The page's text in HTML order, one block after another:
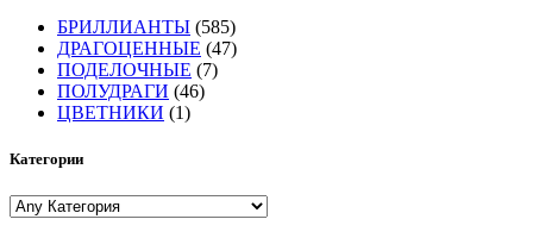
БРИЛЛИАНТЫ (585)
ДРАГОЦЕННЫЕ (47)
ПОДЕЛОЧНЫЕ (7)
ПОЛУДРАГИ (46)
ЦВЕТНИКИ (1)
Категории